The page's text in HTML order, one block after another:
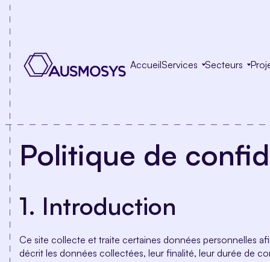
Aller
au
contenu
AccueilServices Secteurs
Politique de
1. Introduction
Ce site collecte et traite certaines données personnelles
décrit les données collectées, leur finalité, leur durée de